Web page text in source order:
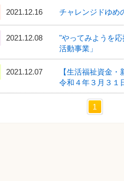
2021.12.16 チャレンジドゆ
2021.12.08
"やってみようを
活動事業」
2021.12.07
【生活福祉資金
令和４年３月３１
1